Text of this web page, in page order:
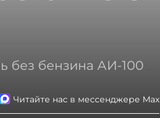
без бензина АИ-100
Читайте нас в мессенджере Max